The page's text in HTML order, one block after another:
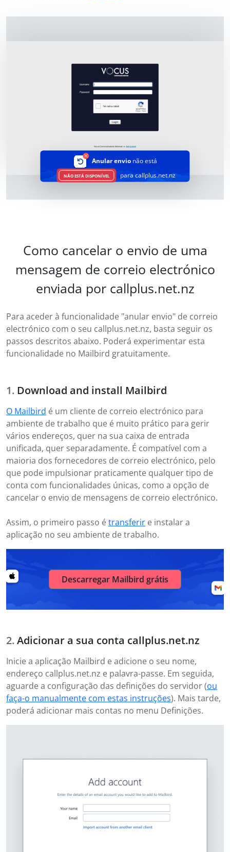
Anular envionão está
NÃO ESTÁ DISPONÍVEL para callplus.net.nz
Como cancelar o envio de uma
mensagem de correio electrónico
enviada por callplus.net.nz
Para aceder à funcionalidade "anular envio" de correio
electrónico com o seu callplus.net.nz, basta seguir os
passos descritos abaixo. Poderá experimentar esta
funcionalidade no Mailbird gratuitamente.
Download and install Mailbird
O Mailbird é um cliente de correio electrónico para
ambiente de trabalho que é muito prático para gerir
vários endereços, quer na sua caixa de entrada
unificada, quer separadamente. É compatível com a
maioria dos fornecedores de correio electrónico, pelo
que pode impulsionar praticamente qualquer tipo de
conta com funcionalidades únicas, como a opção de
cancelar o envio de mensagens de correio electrónico.
Assim, o primeiro passo étransferir e instalar a
aplicação no seu ambiente de trabalho.
Descarregar Mailbird grátis
Adicionar a sua conta callplus.net.nz
Inicie a aplicação Mailbird e adicione o seu nome,
endereço callplus.net.nz e palavra-passe. Em seguida,
aguarde a configuração das definições do servidor (ou
faça-o manualmente com estas instruções). Mais tarde,
poderá adicionar mais contas no menu Definições.